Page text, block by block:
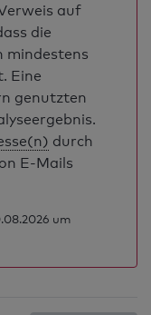
auf
die
mindestens
Eine
genutzten
durch
E-Mails
um